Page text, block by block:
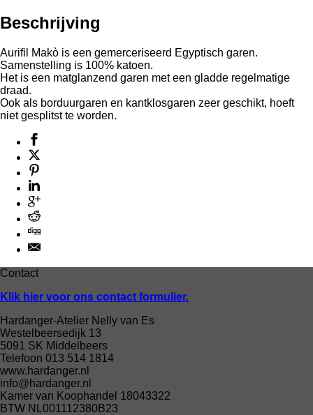
-
kern
aantal
Beschrijving
Aurifil Makò is een gemerceriseerd Egyptisch garen.
Samenstelling is 100% katoen.
Het is een matglanzend garen met een gladde regelmatige
draad.
Ook als borduurgaren en kantklosgaren zeer geschikt, hoeft
niet gesplitst te worden.
Contact
Klik hier voor ons contact formulier.
Hardanger-Atelier Nelly van Es
Westelbeersedijk 13
5091 SK Middelbeers
Telefoon 013 514 1814
www.hardanger.nl
info@hardanger.nl
Kamer van Koophandel 18043322
BTW NL001112380B23